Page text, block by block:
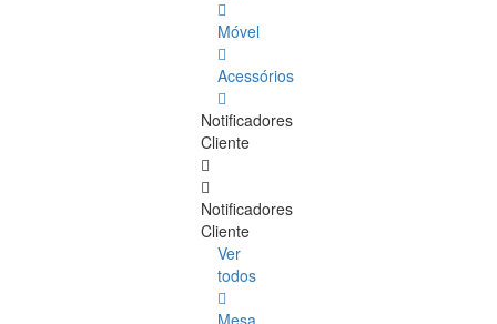
Móvel
Acessórios
Notificadores
Cliente
Notificadores
Cliente
Ver
todos